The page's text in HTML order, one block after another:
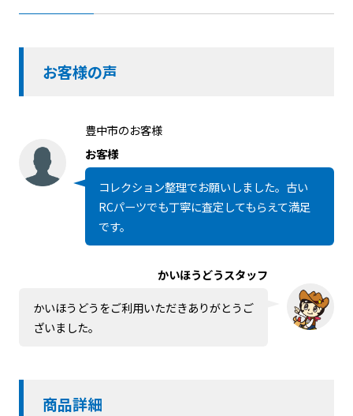
お客様の声
豊中市のお客様
お客様
コレクション整理でお願いしました。古い
RCパーツでも丁寧に査定してもらえて満足
です。
かいほうどうスタッフ
かいほうどうをご利用いただきありがとうご
ざいました。
商品詳細